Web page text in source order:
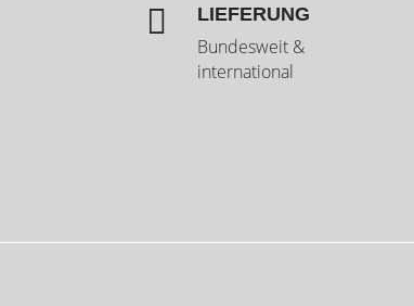
 LIEFERUNG
Bundesweit &
international